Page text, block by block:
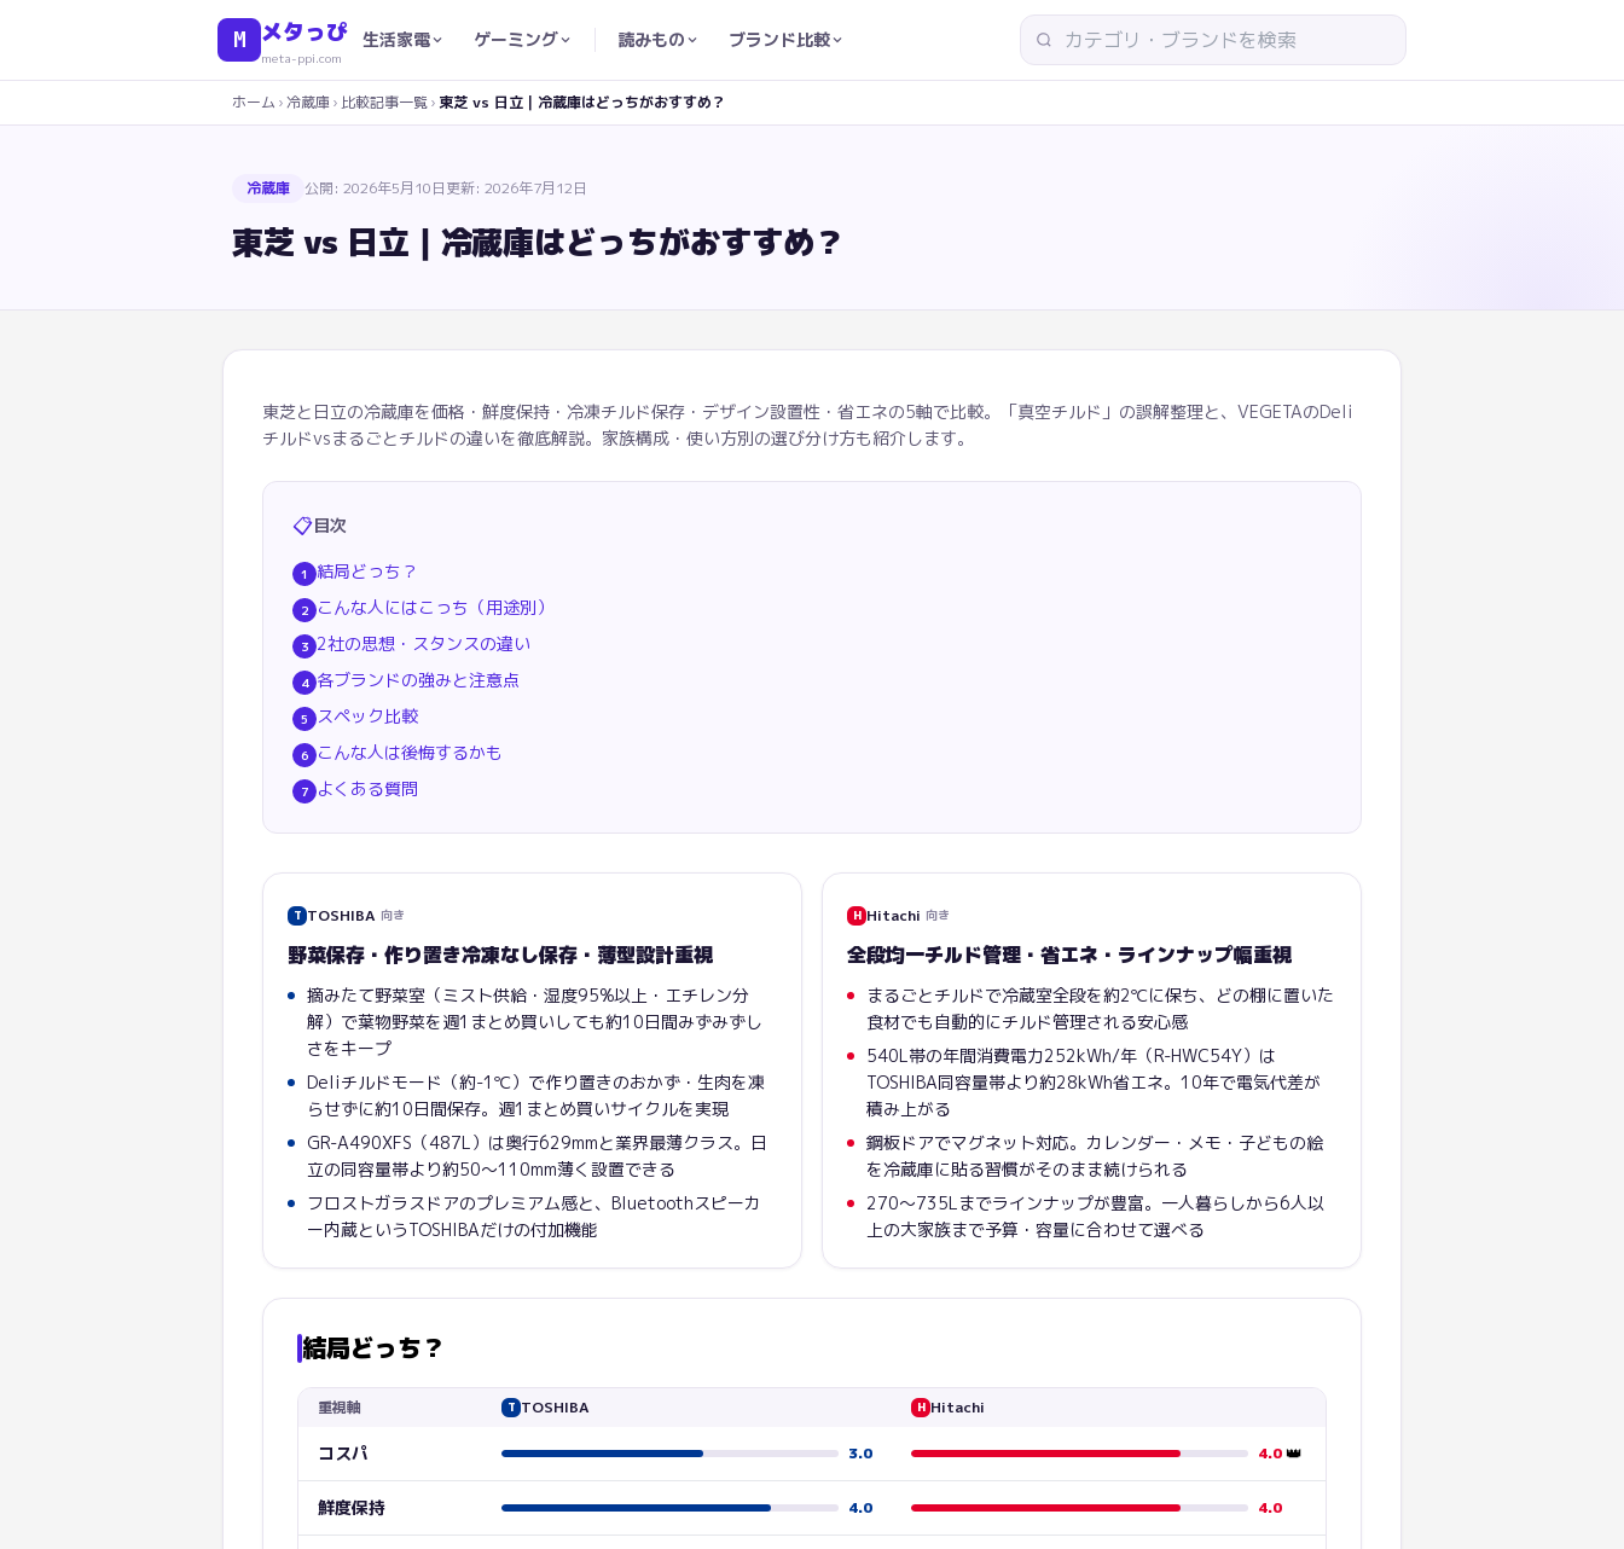
M メタっぴ
meta-ppi.com
生活家電 ゲーミング 読みもの ブランド比較
ホーム ›冷蔵庫› 比較記事一覧› 東芝 vs 日立｜冷蔵庫はどっちがおすすめ？
冷蔵庫 公開: 2026年5月10日更新: 2026年7月12日
東芝 vs 日立｜冷蔵庫はどっちがおすすめ？
東芝と日立の冷蔵庫を価格・鮮度保持・冷凍チルド保存・デザイン設置性・省エネの5軸で比較。「真空チルド」の誤解整理と、VEGETAのDeli
チルドvsまるごとチルドの違いを徹底解説。家族構成・使い方別の選び分け方も紹介します。
📋目次
1 結局どっち？
2 こんな人にはこっち（用途別）
3 2社の思想・スタンスの違い
4 各ブランドの強みと注意点
5 スペック比較
6 こんな人は後悔するかも
7 よくある質問
T TOSHIBA 向き
野菜保存・作り置き冷凍なし保存・薄型設計重視
摘みたて野菜室（ミスト供給・湿度95%以上・エチレン分
解）で葉物野菜を週1まとめ買いしても約10日間みずみずし
さをキープ
Deliチルドモード（約-1℃）で作り置きのおかず・生肉を凍
らせずに約10日間保存。週1まとめ買いサイクルを実現
GR-A490XFS（487L）は奥行629mmと業界最薄クラス。日
立の同容量帯より約50〜110mm薄く設置できる
フロストガラスドアのプレミアム感と、Bluetoothスピーカ
ー内蔵というTOSHIBAだけの付加機能
H Hitachi 向き
全段均一チルド管理・省エネ・ラインナップ幅重視
まるごとチルドで冷蔵室全段を約2℃に保ち、どの棚に置いた
食材でも自動的にチルド管理される安心感
540L帯の年間消費電力252kWh/年（R-HWC54Y）は
TOSHIBA同容量帯より約28kWh省エネ。10年で電気代差が
積み上がる
鋼板ドアでマグネット対応。カレンダー・メモ・子どもの絵
を冷蔵庫に貼る習慣がそのまま続けられる
270〜735Lまでラインナップが豊富。一人暮らしから6人以
上の大家族まで予算・容量に合わせて選べる
結局どっち？
重視軸 T TOSHIBA H Hitachi
コスパ 3.0 4.0👑
鮮度保持 4.0 4.0